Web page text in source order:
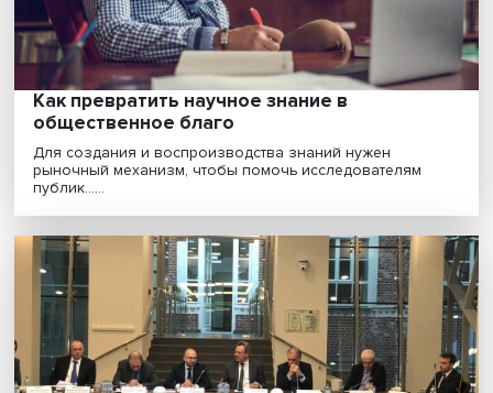
Валерий Федоров: оценка бизнесом
инвестпривлекательности регионов
отличается от докладов губернаторов
Инвестрейтинг Агентства стратегических инициатив
уже семь лет измеряет инвестиционную привл......